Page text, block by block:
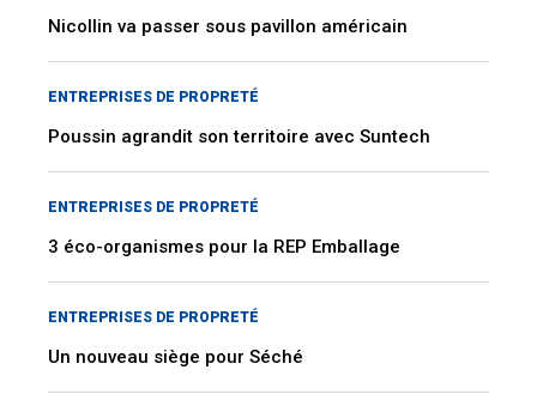
Nicollin va passer sous pavillon américain
ENTREPRISES DE PROPRETÉ
Poussin agrandit son territoire avec Suntech
ENTREPRISES DE PROPRETÉ
3 éco-organismes pour la REP Emballage
ENTREPRISES DE PROPRETÉ
Un nouveau siège pour Séché